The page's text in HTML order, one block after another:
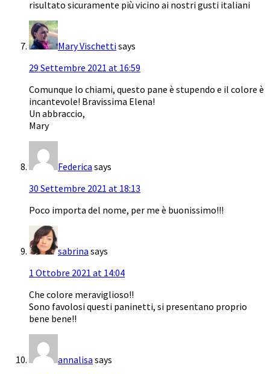
risultato sicuramente più vicino ai nostri gusti italiani
Mary Vischettisays
29 Settembre 2021 at 16:59
Comunque lo chiami, questo pane è stupendo e il colore è
incantevole! Bravissima Elena!
Un abbraccio,
Mary
Federica says
30 Settembre 2021 at 18:13
Poco importa del nome, per me è buonissimo!!!
sabrina says
1 Ottobre 2021 at 14:04
Che colore meraviglioso!!
Sono favolosi questi paninetti, si presentano proprio
bene bene!!
annalisa says